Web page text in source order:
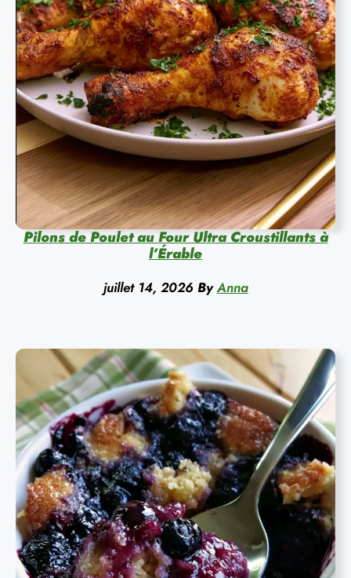
Pilons de Poulet au Four Ultra Croustillants à
l’Érable
juillet 14, 2026 By Anna